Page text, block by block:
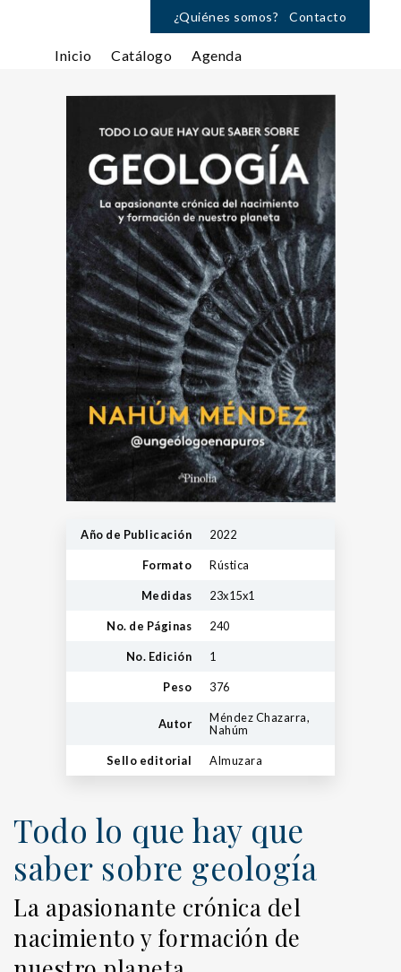
¿Quiénes somos? Contacto
Inicio Catálogo Agenda
Año de Publicación 2022
Formato Rústica
Medidas 23x15x1
No. de Páginas 240
No. Edición 1
Peso 376
Autor
Méndez Chazarra,
Nahúm
Sello editorial Almuzara
Todo lo que hay que
saber sobre geología
La apasionante crónica del
nacimiento y formación de